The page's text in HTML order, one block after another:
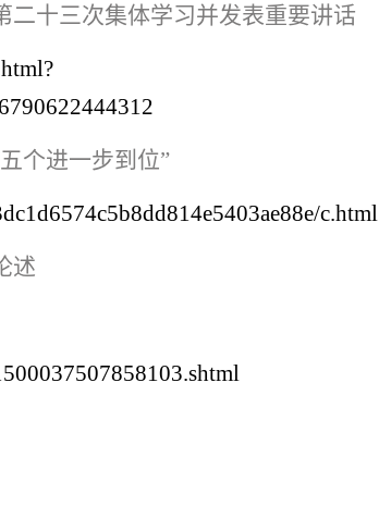
二十三次集体学习并发表重要讲话
个进一步到位”
c.html
述